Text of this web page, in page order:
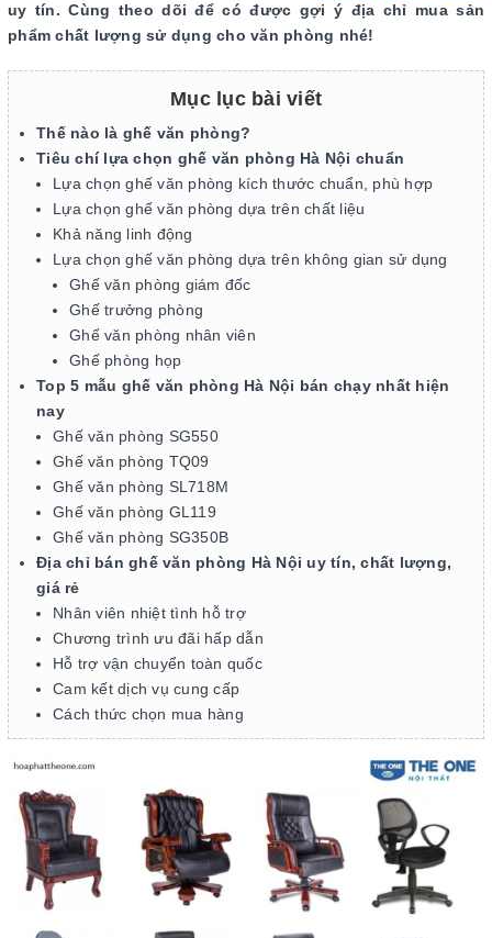
uy tín. Cùng theo dõi để có được gợi ý địa chỉ mua sản
phẩm chất lượng sử dụng cho văn phòng nhé!
Mục lục bài viết
Thế nào là ghế văn phòng?
Tiêu chí lựa chọn ghế văn phòng Hà Nội chuẩn
Lựa chọn ghế văn phòng kích thước chuẩn, phù hợp
Lựa chọn ghế văn phòng dựa trên chất liệu
Khả năng linh động
Lựa chọn ghế văn phòng dựa trên không gian sử dụng
Ghế văn phòng giám đốc
Ghế trưởng phòng
Ghế văn phòng nhân viên
Ghế phòng họp
Top 5 mẫu ghế văn phòng Hà Nội bán chạy nhất hiện
nay
Ghế văn phòng SG550
Ghế văn phòng TQ09
Ghế văn phòng SL718M
Ghế văn phòng GL119
Ghế văn phòng SG350B
Địa chỉ bán ghế văn phòng Hà Nội uy tín, chất lượng,
giá rẻ
Nhân viên nhiệt tình hỗ trợ
Chương trình ưu đãi hấp dẫn
Hỗ trợ vận chuyển toàn quốc
Cam kết dịch vụ cung cấp
Cách thức chọn mua hàng